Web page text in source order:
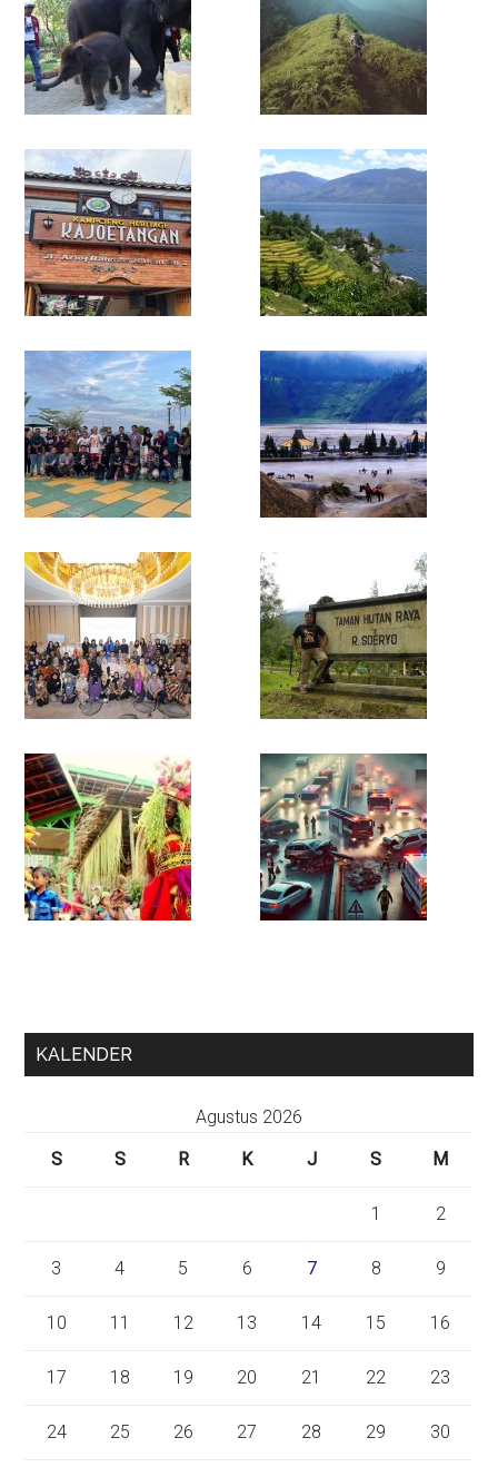
KALENDER
Agustus 2026
S
S R K J S M
1 2
3 4 5 6 7 8 9
10 11 12 13 14 15 16
17 18 19 20 21 22 23
24 25 26 27 28 29 30